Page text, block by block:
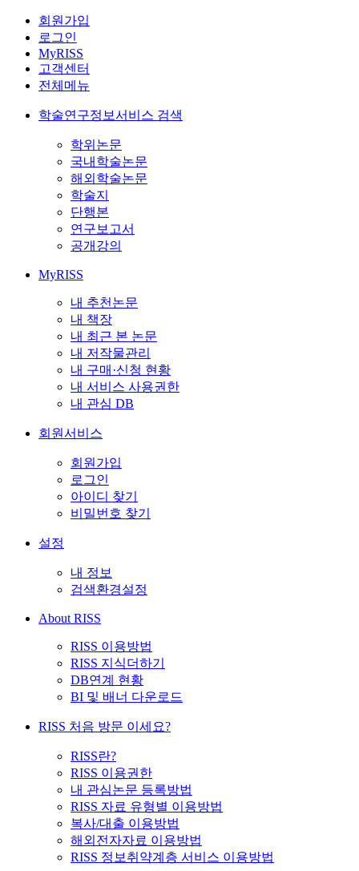
회원가입
로그인
MyRISS
고객센터
전체메뉴
학술연구정보서비스 검색
학위논문
국내학술논문
해외학술논문
학술지
단행본
연구보고서
공개강의
MyRISS
내 추천논문
내 책장
내 최근 본 논문
내 저작물관리
내 구매·신청 현황
내 서비스 사용권한
내 관심 DB
회원서비스
회원가입
로그인
아이디 찾기
비밀번호 찾기
설정
내 정보
검색환경설정
About RISS
RISS 이용방법
RISS 지식더하기
DB연계 현황
BI 및 배너 다운로드
RISS 처음 방문 이세요?
RISS란?
RISS 이용권한
내 관심논문 등록방법
RISS 자료 유형별 이용방법
복사/대출 이용방법
해외전자자료 이용방법
RISS 정보취약계층 서비스 이용방법